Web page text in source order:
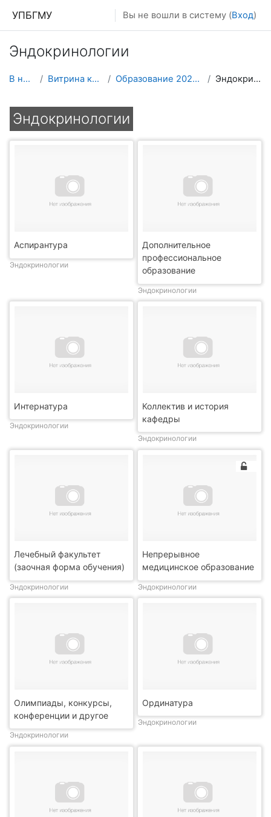
УПБГМУ Вы не вошли в систему (Вход)
Эндокринологии
В начало Витрина курсов 3KL Образование 2025-2026 уч.год Эндокринологии
Эндокринологии
Аспирантура
Эндокринологии
Дополнительное
профессиональное
образование
Эндокринологии
Интернатура
Эндокринологии
Коллектив и история
кафедры
Эндокринологии
Лечебный факультет
(заочная форма обучения)
Эндокринологии
Непрерывное
медицинское образование
Эндокринологии
Олимпиады, конкурсы,
конференции и другое
Эндокринологии
Ординатура
Эндокринологии